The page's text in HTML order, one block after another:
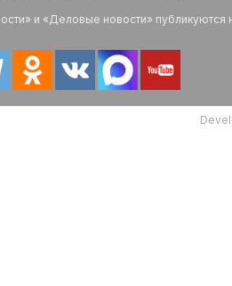
и «Деловые новости» публикуются